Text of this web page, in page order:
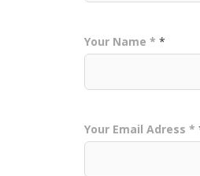
Your Name * *
Your Email Adress *